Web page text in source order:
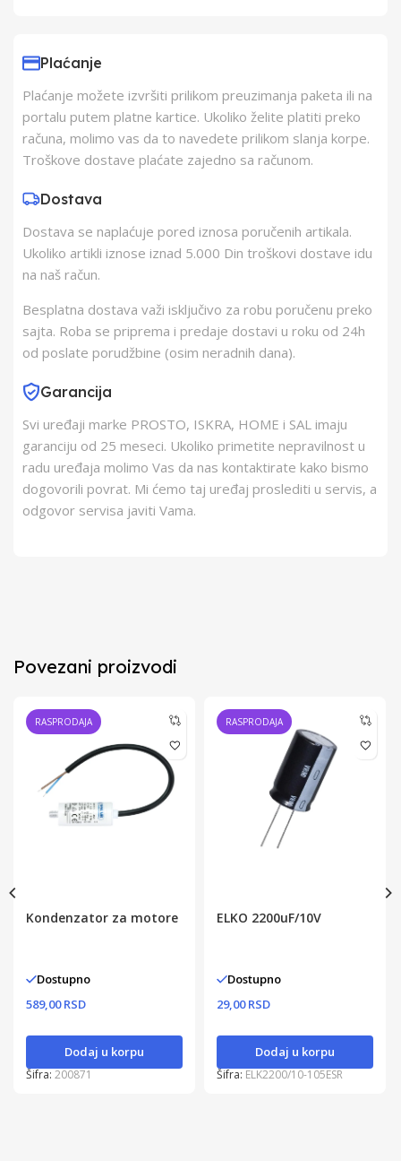
Proizvođač H kft.
Zemlja Porekla
Zemlja Uvoza
Plaćanje
Plaćanje možete izvršiti prilikom preuzimanja paketa ili na
portalu putem platne kartice. Ukoliko želite platiti preko
računa, molimo vas da to navedete prilikom slanja korpe.
Troškove dostave plaćate zajedno sa računom.
Dostava
Dostava se naplaćuje pored iznosa poručenih artikala.
Ukoliko artikli iznose iznad 5.000 Din troškovi dostave idu
na naš račun.
Besplatna dostava važi isključivo za robu poručenu preko
sajta. Roba se priprema i predaje dostavi u roku od 24h
od poslate porudžbine (osim neradnih dana).
Garancija
Svi uređaji marke PROSTO, ISKRA, HOME i SAL imaju
garanciju od 25 meseci. Ukoliko primetite nepravilnost u
radu uređaja molimo Vas da nas kontaktirate kako bismo
dogovorili povrat. Mi ćemo taj uređaj proslediti u servis, a
odgovor servisa javiti Vama.
Povezani proizvodi
RASPRODAJA
Kondenzator za motore
Dostupno
589,00 RSD
Dodaj u korpu
Šifra:200871
RASPRODAJA
ELKO 2200uF/10V
Dostupno
29,00 RSD
Dodaj u korpu
Šifra: ELK2200/10-105ESR